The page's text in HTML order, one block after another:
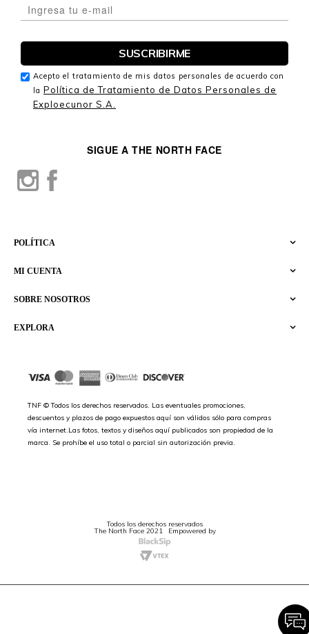
EXPLORA
SOBRE NOSOTROS
MI CUENTA
POLÍTICA
SIGUE A THE NORTH FACE
TNF © Todos los derechos reservados. Las eventuales promociones,
descuentos y plazos de pago expuestos aquí son válidos sólo para compras
vía internet.Las fotos, textos y diseños aquí publicados son propiedad de la
marca. Se prohíbe el uso total o parcial sin autorización previa.
Acepto el tratamiento de mis datos personales de acuerdo con
la Política de Tratamiento de Datos Personales de
Exploecunor S.A.
Todos los derechos reservados
The North Face 2021 Empowered by